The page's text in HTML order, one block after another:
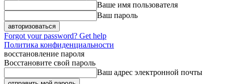
Ваше имя пользователя
Ваш пароль
Forgot your password? Get help
Политика конфиденциальности
восстановление пароля
Восстановите свой пароль
Ваш адрес электронной почты